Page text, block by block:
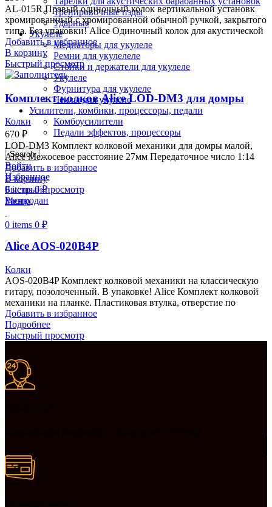
Тренировочные пэды
Ударные
Укулеле
Медиаторы для укулеле
Ремни для укулелеле
Стойки и держатели для укулеле
Укулеле
Фурнитура для укулеле
Чехлы для укулеле
Усилители, комбики, процессоры, педали
Комбоусилители
Педали эффектов, процессоры
Search
Войти
Избранное
0items 0₽
Меню
0 items 0 ₽
AL-015R Правый одиночный колок вертикальной установк
хромированный с хромированной обычной ручкой, закрытого
типа. Без упаковки! Alice Одиночный колок для акустической
Добавить в избранное
В корзину
Быстрый просмотр
Комплект колков Alice LOD-DM3 для домры
Колки
670 ₽
LOD-DM3 Комплект колковой механики для домры малой,
Alice Межосевое расстояние 27мм Передаточное число 1:14
Добавить в избранное
В корзину
Быстрый просмотр
Распродан
Alice AOS-020B4P
Колки
AOS-020B4P Комплект колковой механики на классическую
гитару, позолоченный. В упаковке! Alice Комплект колковой
механики на планке. Пластиковая втулка, отверстие по
Добавить в избранное
Подробнее
Быстрый просмотр